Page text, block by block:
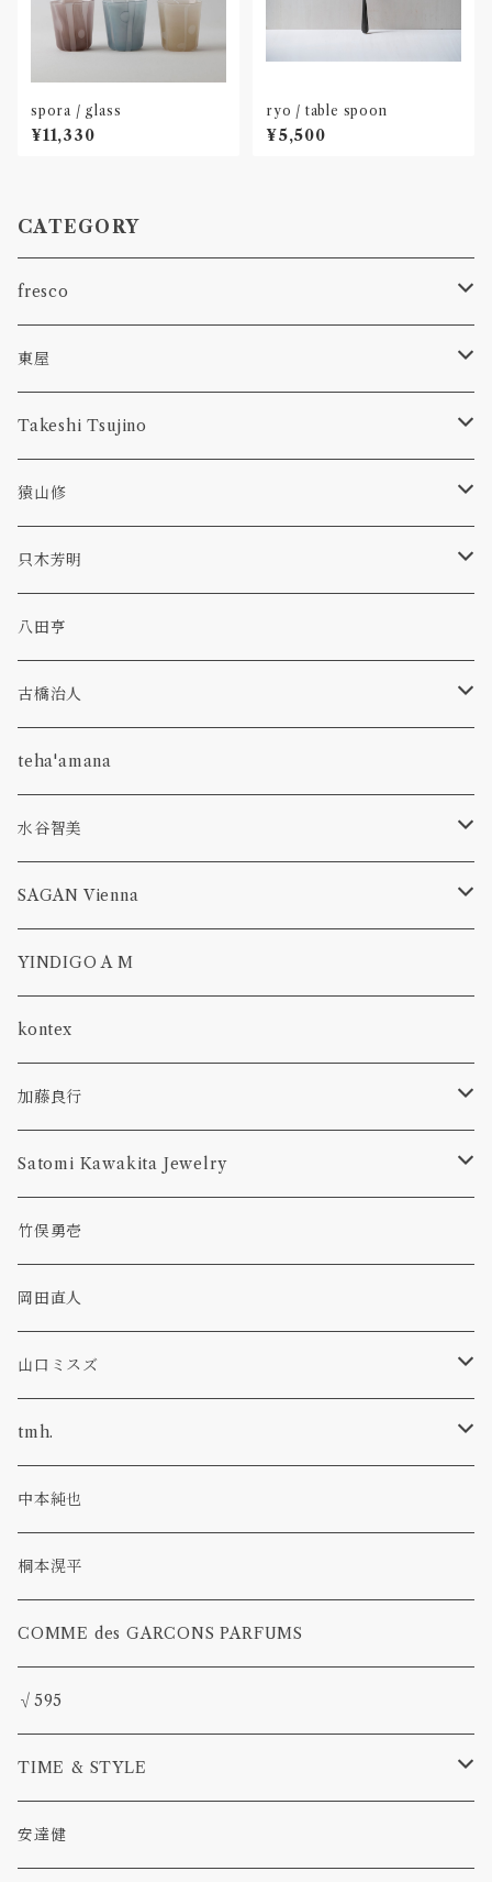
spora / glass
¥11,330
ryo / table spoon
¥5,500
CATEGORY
fresco
spora
1.9m
bowl
glass
kasumi
bowl
plate
dan
bottle
glass
p-bell
hibiki
corn
olive stained
pitcher
plate
aeca
東屋
型皿
hagi
TAMAKI
Takeshi Tsujino
scavo
bottle
revival amber
primal
olive stained
bottle
faint white
venetian classics
run up green
lampshade
abyss
猿山修
ryo
只木芳明
カトラリー
うつわ
花入れ
八田亨
古橋治人
キャンドルホルダー
コーヒーメジャースプーン
フルーツピック
一葉挿し
teha'amana
水谷智美
オーバル
隅切り
ボウル, 鉢
花入れ
ラウンド
SAGAN Vienna
CROSS BODY
GWYNETH
YINDIGO A M
kontex
加藤良行
カトラリー
コーヒーメジャー
レンゲ
オーバル
プレート
ボウル
隅切皿
Satomi Kawakita Jewelry
ring
pierced earring
necklace
竹俣勇壱
岡田直人
山口ミスズ
ウール
アルパカウール
草木染
tmh.
stud pin
glass
pearl
中本純也
桐本滉平
COMME des GARCONS PARFUMS
√595
TIME & STYLE
TAMAKI
安達健